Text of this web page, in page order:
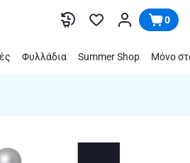
0
Φυλλάδια Summer Shop Μόνο